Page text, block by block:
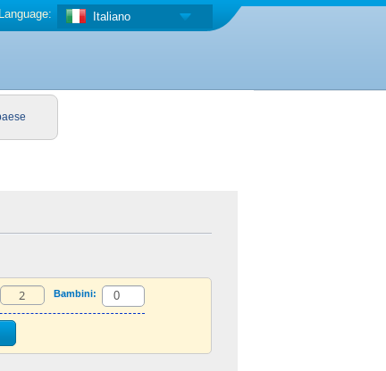
Italiano
Language:
Bambini: